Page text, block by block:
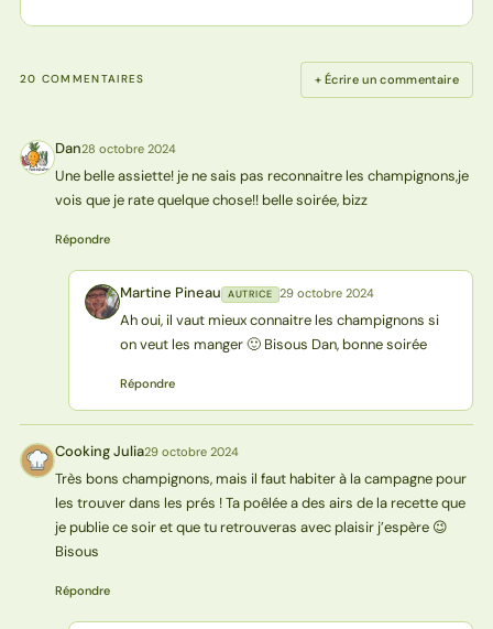
20 COMMENTAIRES + Écrire un commentaire
D Dan28 octobre 2024
Une belle assiette! je ne sais pas reconnaitre les champignons,je
vois que je rate quelque chose!! belle soirée, bizz
Répondre
MP Martine Pineau AUTRICE 29 octobre 2024
Ah oui, il vaut mieux connaitre les champignons si
on veut les manger 🙂 Bisous Dan, bonne soirée
Répondre
CJ Cooking Julia29 octobre 2024
Très bons champignons, mais il faut habiter à la campagne pour
les trouver dans les prés ! Ta poêlée a des airs de la recette que
je publie ce soir et que tu retrouveras avec plaisir j’espère 😉
Bisous
Répondre